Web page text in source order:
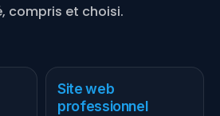
compris et choisi.
Site web
professionnel